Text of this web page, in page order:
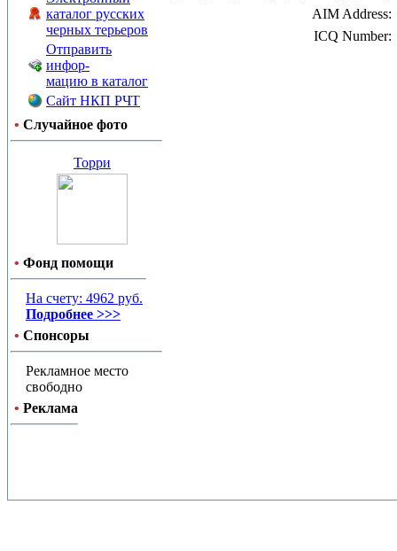
каталог русских
черных терьеров
Отправить
инфор-
мацию в каталог
Сайт НКП РЧТ
• Случайное фото
Торри
• Фонд помощи
На счету: 4962 руб.
Подробнее >>>
• Спонсоры
Рекламное место
свободно
• Реклама
AIM Address:
ICQ Number: